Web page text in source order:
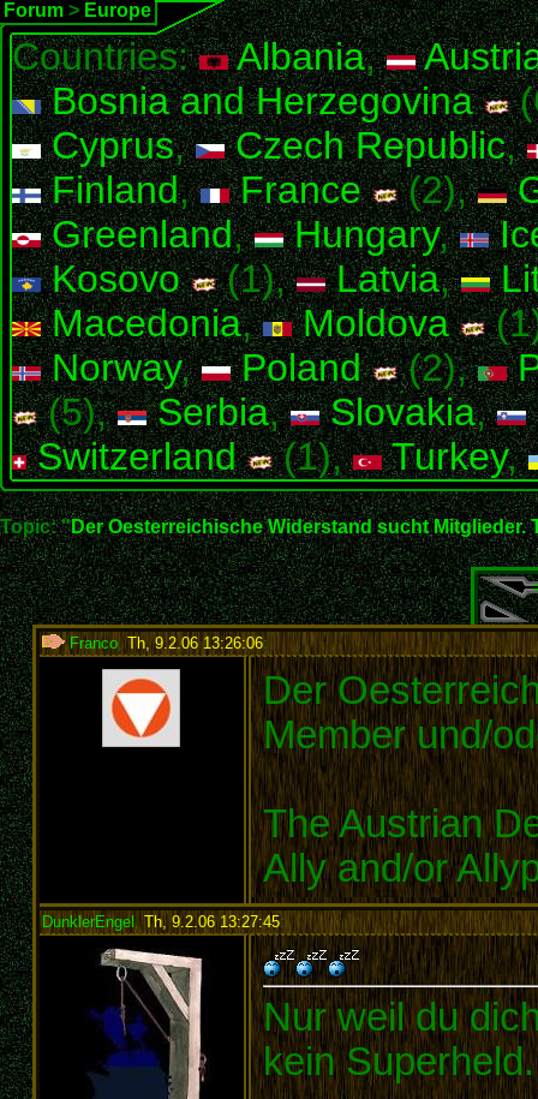
Forum > Europe
Countries: Albania,
Bosnia and Herzegovina
Cyprus, Czech Republic,
Finland, France (2),
Greenland, Hungary,
Kosovo
(1), Latvia,
Macedonia, Moldova
Norway, Poland (2),
(5),
Serbia, Slovakia,
Switzerland
(1), Turkey,
Topic: "Der Oesterreichische Widerstand sucht Mitglieder.
Franco,Th, 9.2.06 13:26:06:
Der
Member und/
The Austrian
Ally and/or
DunklerEngel, Th, 9.2.06 13:27:45:
Nur weil du
kein Superheld.